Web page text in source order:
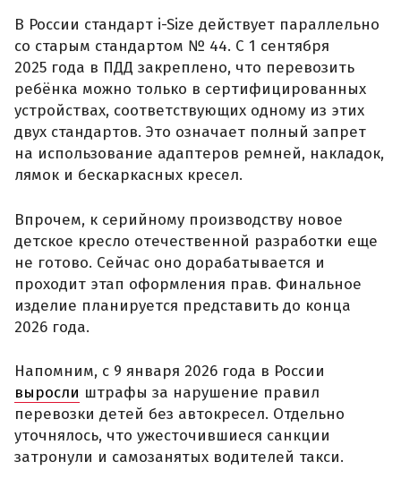
В России стандарт i-Size действует параллельно
со старым стандартом № 44. С 1 сентября
2025 года в ПДД закреплено, что перевозить
ребёнка можно только в сертифицированных
устройствах, соответствующих одному из этих
двух стандартов. Это означает полный запрет
на использование адаптеров ремней, накладок,
лямок и бескаркасных кресел.
Впрочем, к серийному производству новое
детское кресло отечественной разработки еще
не готово. Сейчас оно дорабатывается и
проходит этап оформления прав. Финальное
изделие планируется представить до конца
2026 года.
Напомним, с 9 января 2026 года в России
выросли штрафы за нарушение правил
перевозки детей без автокресел. Отдельно
уточнялось, что ужесточившиеся санкции
затронули и самозанятых водителей такси.